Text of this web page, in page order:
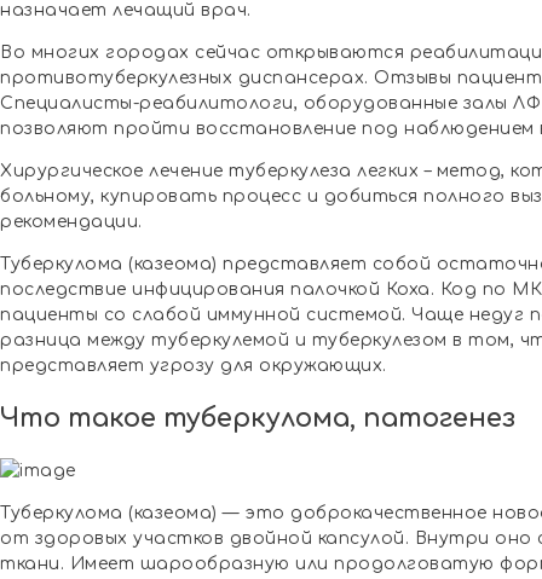
назначает лечащий врач.
Во многих городах сейчас открываются
противотуберкулезных диспансерах. Отзывы
Специалисты-реабилитологи, оборудованные залы
позволяют пройти восстановление под наблюдением
Хирургическое лечение туберкулеза легких – метод,
больному, купировать процесс и добиться полного
рекомендации.
Туберкулома (казеома) представляет собой
последствие инфицирования палочкой Коха. Код по
пациенты со слабой иммунной системой. Чаще недуг
разница между туберкулемой и туберкулезом в том,
представляет угрозу для окружающих.
Что такое туберкулома, патогенез
Туберкулома (казеома) — это доброкачественное
от здоровых участков двойной капсулой. Внутри
ткани. Имеет шарообразную или продолговатую